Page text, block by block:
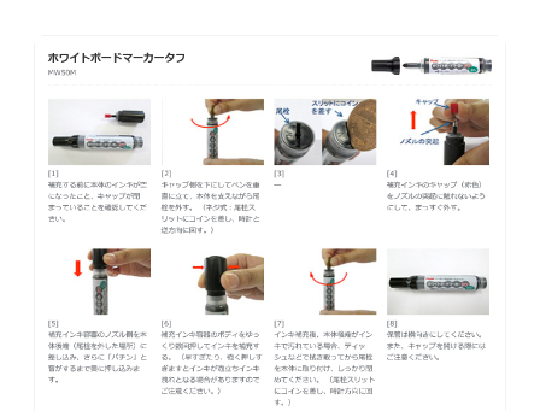
ブラッシュ（筆）
その他
運営会社